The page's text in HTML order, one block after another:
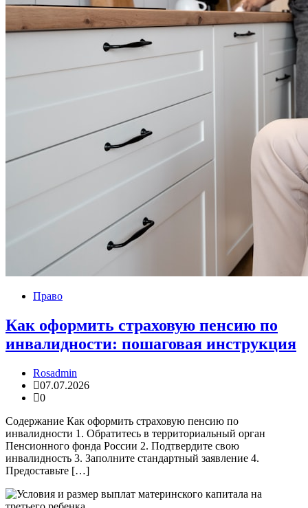
Право
Как оформить страховую пенсию по
инвалидности: пошаговая инструкция
Rosadmin
07.07.2026
0
Содержание Как оформить страховую пенсию по
инвалидности 1. Обратитесь в территориальный орган
Пенсионного фонда России 2. Подтвердите свою
инвалидность 3. Заполните стандартный заявление 4.
Предоставьте […]